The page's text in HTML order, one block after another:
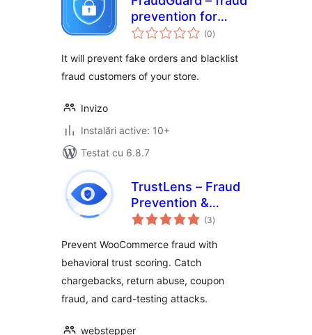
prevention for
WooCommerce
(0total
aprecieri
)
It will prevent fake orders and blacklist
fraud customers of your store.
Invizo
Instalări active: 10+
Testat cu 6.8.7
TrustLens – Fraud
Prevention &
Chargeback
WooCommerce
(3total
aprecieri
)
Prevent WooCommerce fraud with
behavioral trust scoring. Catch
chargebacks, return abuse, coupon
fraud, and card-testing attacks.
webstepper